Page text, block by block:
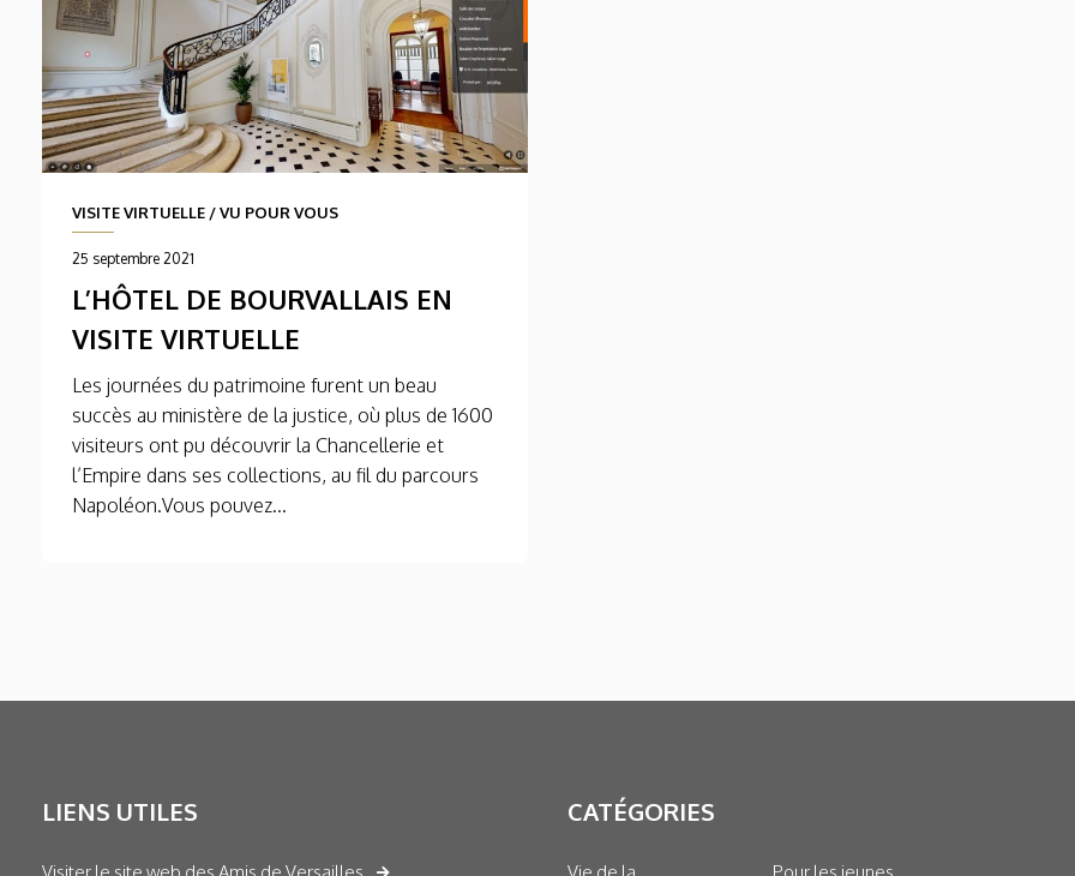
VISITE VIRTUELLE /VU POUR VOUS
25 septembre 2021
L’HÔTEL DE BOURVALLAIS EN
VISITE VIRTUELLE
Les journées du patrimoine furent un beau
succès au ministère de la justice, où plus de 1600
visiteurs ont pu découvrir la Chancellerie et
l’Empire dans ses collections, au fil du parcours
Napoléon.Vous pouvez...
LIENS UTILES
Visiter le site web des Amis de Versailles
CATÉGORIES
Vie de la Pour les jeunes